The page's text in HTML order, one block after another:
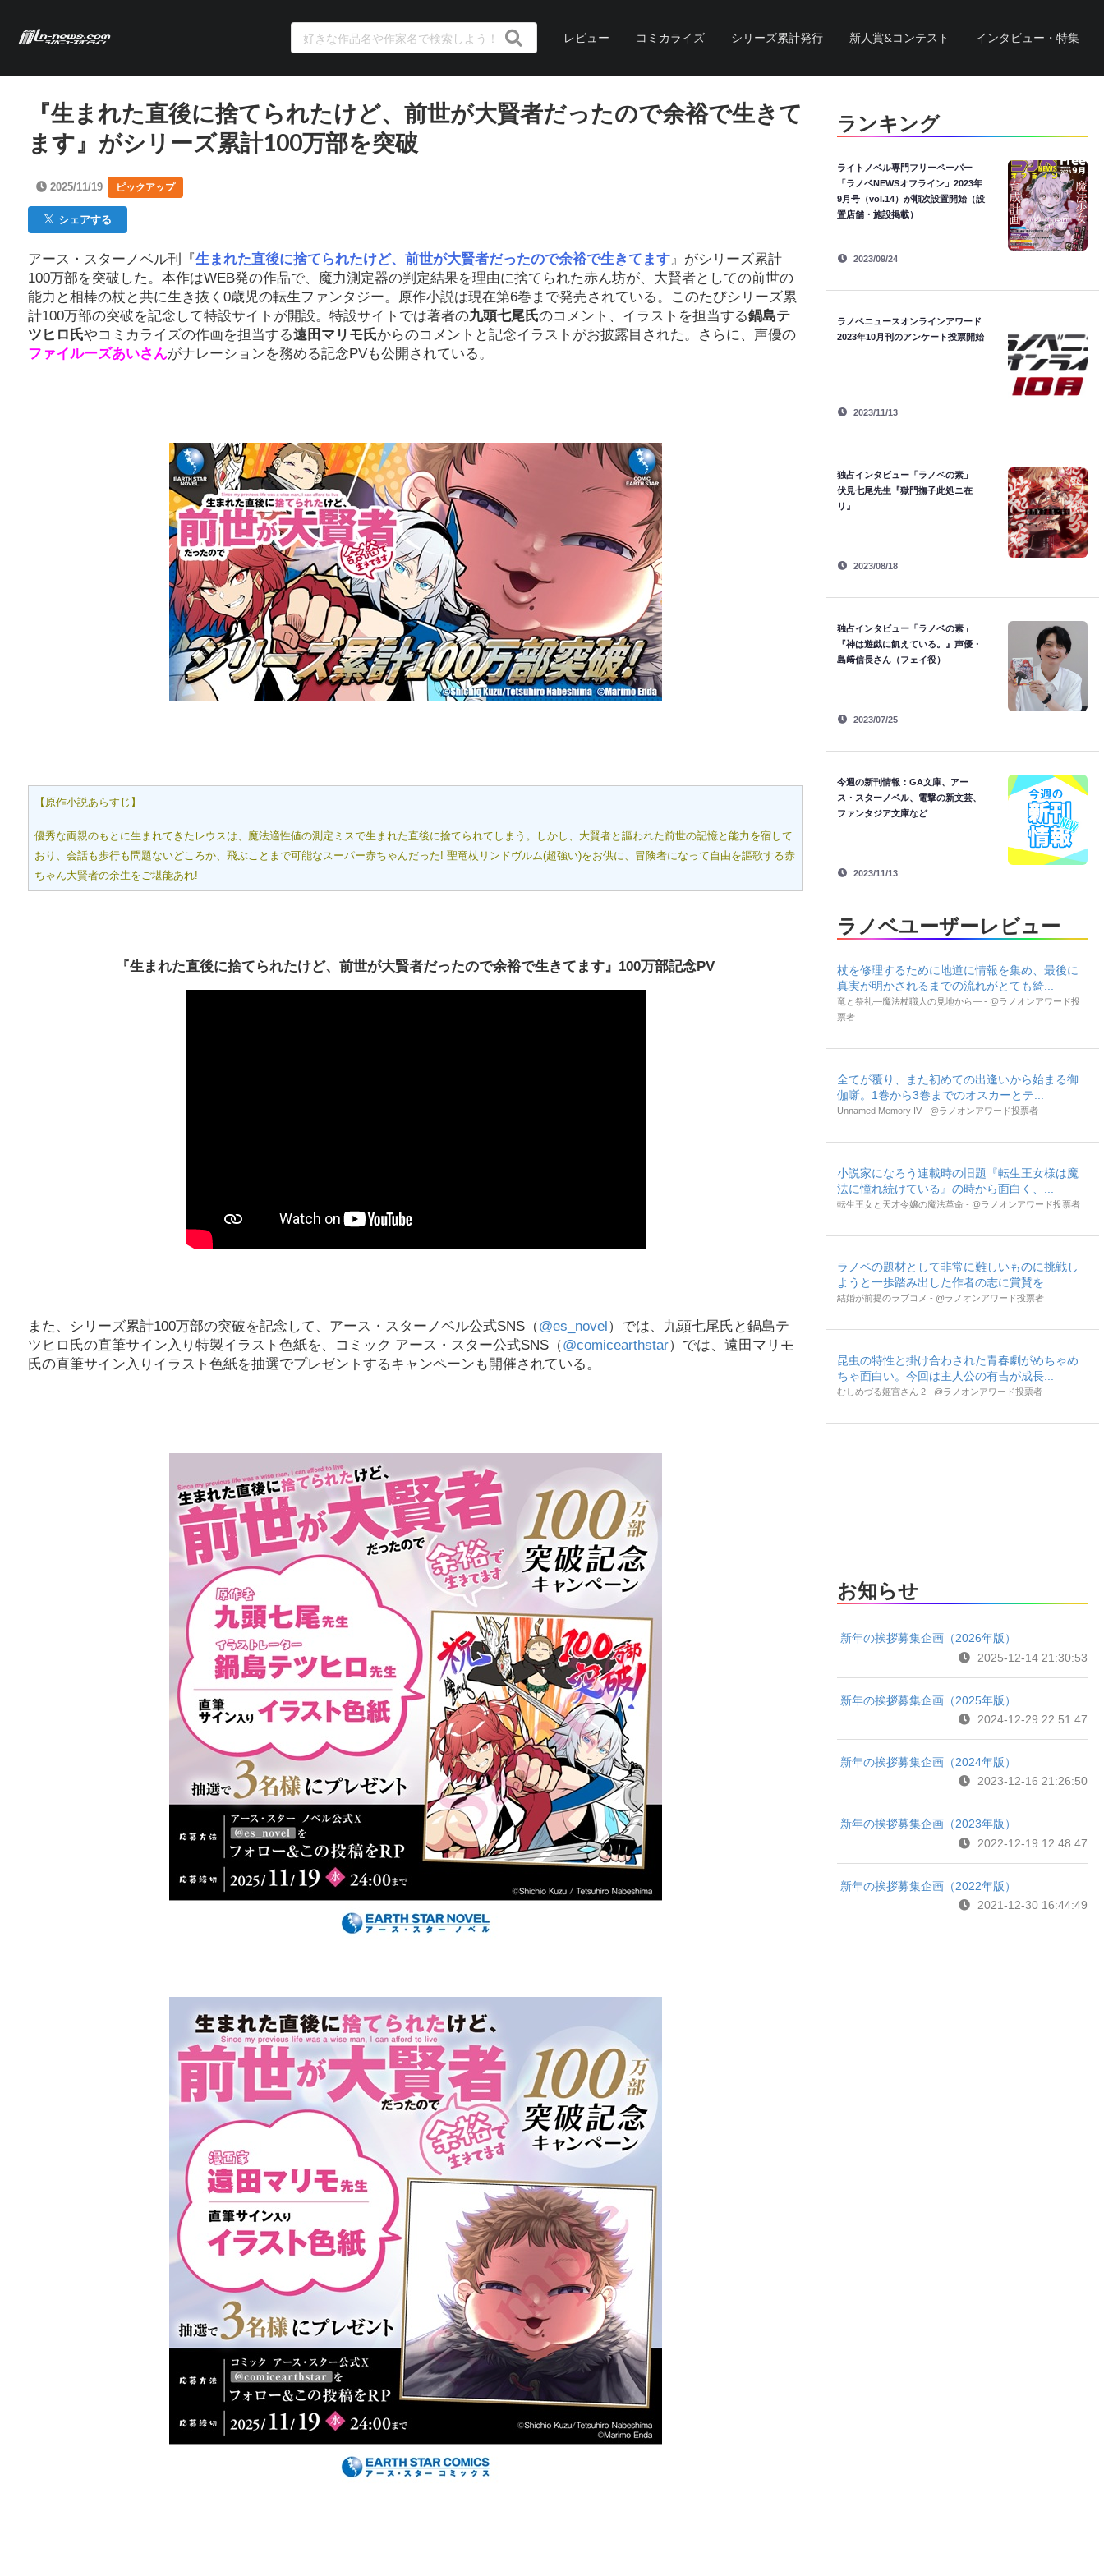
レビュー コミカライズ シリーズ累計発行 新人賞&コンテスト インタビュー・特集
『生まれた直後に捨てられたけど、前世が大賢者だったので余裕で生きて
ます』がシリーズ累計100万部を突破
2025/11/19 ピックアップ
シェアする
アース・スターノベル刊『 生まれた直後に捨てられたけど、前世が大賢者だったので余裕で生きてます』がシリーズ累計
100万部を突破した。本作はWEB発の作品で、魔力測定器の判定結果を理由に捨てられた赤ん坊が、大賢者としての前世の
能力と相棒の杖と共に生き抜く0歳児の転生ファンタジー。原作小説は現在第6巻まで発売されている。このたびシリーズ累
計100万部の突破を記念して特設サイトが開設。特設サイトでは著者の九頭七尾氏のコメント、イラストを担当する鍋島テ
ツヒロ氏やコミカライズの作画を担当する遠田マリモ氏からのコメントと記念イラストがお披露目された。さらに、声優の
ファイルーズあいさんがナレーションを務める記念PVも公開されている。
【原作小説あらすじ】
優秀な両親のもとに生まれてきたレウスは、魔法適性値の測定ミスで生まれた直後に捨てられてしまう。しかし、大賢者と謳われた前世の記憶と能力を宿して
おり、会話も歩行も問題ないどころか、飛ぶことまで可能なスーパー赤ちゃんだった! 聖竜杖リンドヴルム(超強い)をお供に、冒険者になって自由を謳歌する赤
ちゃん大賢者の余生をご堪能あれ!
『生まれた直後に捨てられたけど、前世が大賢者だったので余裕で生きてます』100万部記念PV
また、シリーズ累計100万部の突破を記念して、アース・スターノベル公式SNS（@es_novel）では、九頭七尾氏と鍋島テ
ツヒロ氏の直筆サイン入り特製イラスト色紙を、コミック アース・スター公式SNS（@comicearthstar）では、遠田マリモ
氏の直筆サイン入りイラスト色紙を抽選でプレゼントするキャンペーンも開催されている。
ランキング
ライトノベル専門フリーペーパー
「ラノベNEWSオフライン」2023年
9月号（vol.14）が順次設置開始（設
置店舗・施設掲載）
2023/09/24
ラノベニュースオンラインアワード
2023年10月刊のアンケート投票開始
2023/11/13
独占インタビュー「ラノベの素」
伏見七尾先生『獄門撫子此処ニ在
リ』
2023/08/18
独占インタビュー「ラノベの素」
『神は遊戯に飢えている。』声優・
島﨑信長さん（フェイ役）
2023/07/25
今週の新刊情報：GA文庫、アー
ス・スターノベル、電撃の新文芸、
ファンタジア文庫など
2023/11/13
ラノベユーザーレビュー
杖を修理するために地道に情報を集め、最後に
真実が明かされるまでの流れがとても綺...
竜と祭礼―魔法杖職人の見地から― - @ラノオンアワード投
票者
全てが覆り、また初めての出逢いから始まる御
伽噺。1巻から3巻までのオスカーとテ...
Unnamed Memory IV - @ラノオンアワード投票者
小説家になろう連載時の旧題『転生王女様は魔
法に憧れ続けている』の時から面白く、...
転生王女と天才令嬢の魔法革命 - @ラノオンアワード投票者
ラノベの題材として非常に難しいものに挑戦し
ようと一歩踏み出した作者の志に賞賛を...
結婚が前提のラブコメ - @ラノオンアワード投票者
昆虫の特性と掛け合わされた青春劇がめちゃめ
ちゃ面白い。今回は主人公の有吉が成長...
むしめづる姫宮さん 2 - @ラノオンアワード投票者
お知らせ
新年の挨拶募集企画（2026年版）
2025-12-14 21:30:53
新年の挨拶募集企画（2025年版）
2024-12-29 22:51:47
新年の挨拶募集企画（2024年版）
2023-12-16 21:26:50
新年の挨拶募集企画（2023年版）
2022-12-19 12:48:47
新年の挨拶募集企画（2022年版）
2021-12-30 16:44:49